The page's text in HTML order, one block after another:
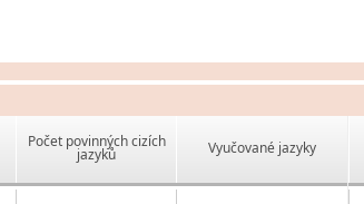
Počet povinných cizích
jazyků Vyučované jazyky